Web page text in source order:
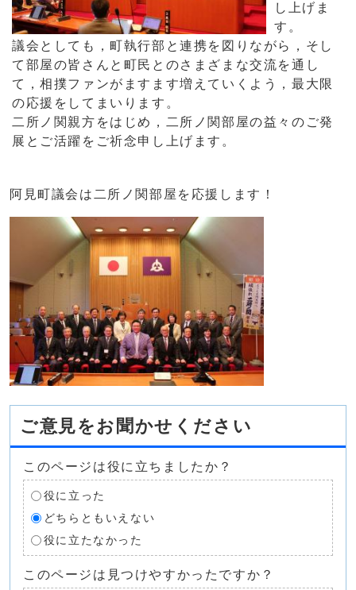
し上げま
す。
議会としても，町執行部と連携を図りながら，そし
て部屋の皆さんと町民とのさまざまな交流を通し
て，相撲ファンがますます増えていくよう，最大限
の応援をしてまいります。
二所ノ関親方をはじめ，二所ノ関部屋の益々のご発
展とご活躍をご祈念申し上げます。
阿見町議会は二所ノ関部屋を応援します！
ご意見をお聞かせください
このページは役に立ちましたか？
役に立った
どちらともいえない
役に立たなかった
このページは見つけやすかったですか？